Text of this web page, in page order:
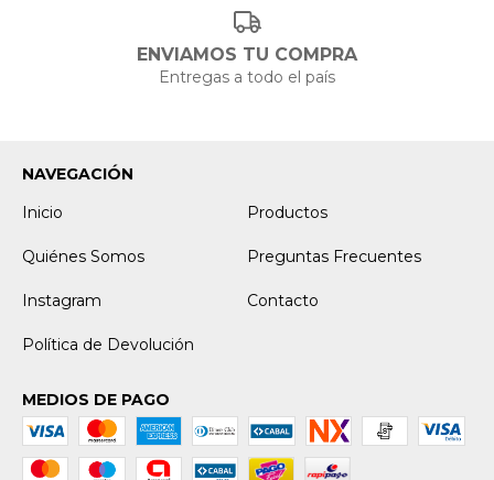
ENVIAMOS TU COMPRA
Entregas a todo el país
NAVEGACIÓN
Inicio
Productos
Quiénes Somos Preguntas Frecuentes
Instagram Contacto
Política de Devolución
MEDIOS DE PAGO